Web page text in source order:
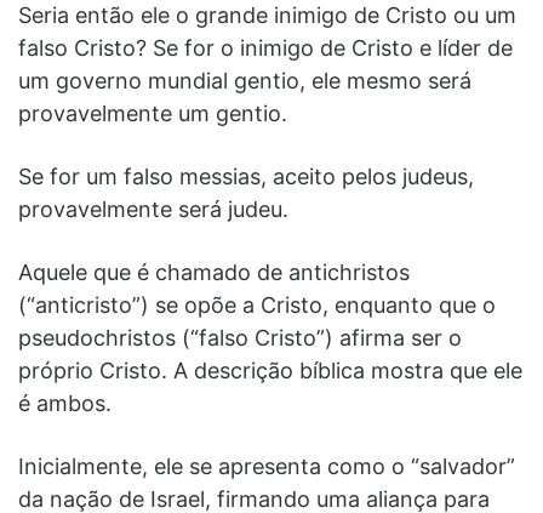
Seria então ele o grande inimigo de Cristo ou um
falso Cristo? Se for o inimigo de Cristo e líder de
um governo mundial gentio, ele mesmo será
provavelmente um gentio.
Se for um falso messias, aceito pelos judeus,
provavelmente será judeu.
Aquele que é chamado de antichristos
(“anticristo”) se opõe a Cristo, enquanto que o
pseudochristos (“falso Cristo”) afirma ser o
próprio Cristo. A descrição bíblica mostra que ele
é ambos.
Inicialmente, ele se apresenta como o “salvador”
da nação de Israel, firmando uma aliança para